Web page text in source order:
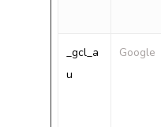
_gcl_a
u
Google